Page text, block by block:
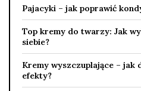
Pajacyki – jak poprawić
Top kremy do twarzy: Jak
siebie?
Kremy wyszczuplające – jak
efekty?